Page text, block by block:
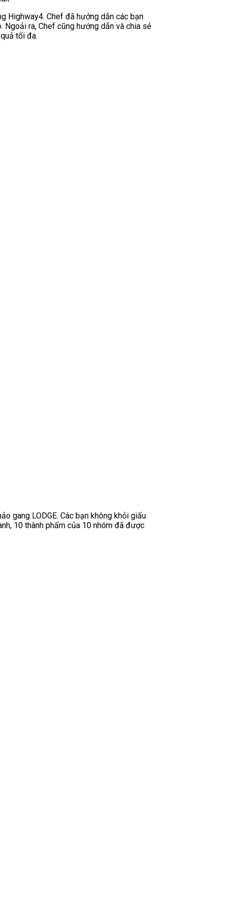
Highway4. Chef đã hướng dẫn các bạn
ra, Chef cũng hướng dẫn và chia sẻ
tối đa.
gang LODGE. Các bạn không khỏi giấu
10 thành phẩm của 10 nhóm đã được